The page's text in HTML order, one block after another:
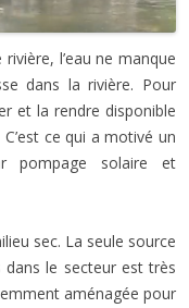
l’eau ne manque
dans la rivière. Pour
et la rendre disponible
ce qui a motivé un
pompage solaire et
sec. La seule source
dans le secteur est très
aménagée pour